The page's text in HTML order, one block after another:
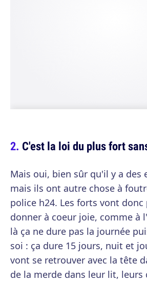
C'est la loi du plus fort
Mais oui, bien sûr qu'il y a des
mais ils ont autre chose à
police h24. Les forts vont donc
donner à coeur joie, comme à
là ça ne dure pas la journée
soi : ça dure 15 jours, nuit et
vont se retrouver avec la tête
de la merde dans leur lit, leurs